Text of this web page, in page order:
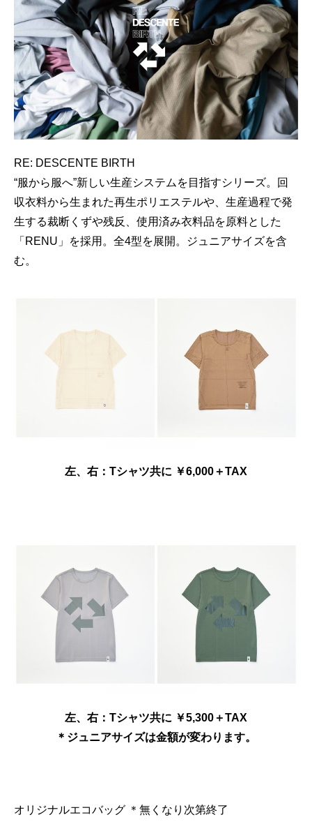
RE: DESCENTE BIRTH
“服から服へ”新しい生産システムを目指すシリーズ。回
収衣料から生まれた再生ポリエステルや、生産過程で発
生する裁断くずや残反、使用済み衣料品を原料とした
「RENU」を採用。全4型を展開。ジュニアサイズを含
む。
左、右：Tシャツ共に ￥6,000＋TAX
左、右：Tシャツ共に ￥5,300＋TAX
＊ジュニアサイズは金額が変わります。
オリジナルエコバッグ ＊無くなり次第終了